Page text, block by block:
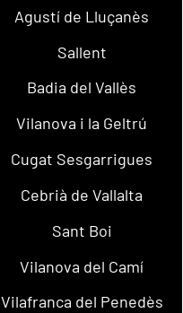
Agustí de Lluçanès
Sallent
Badia del Vallès
Vilanova i la Geltrú
Cugat Sesgarrigues
Cebrià de Vallalta
Sant Boi
Vilanova del Camí
Vilafranca del Penedès